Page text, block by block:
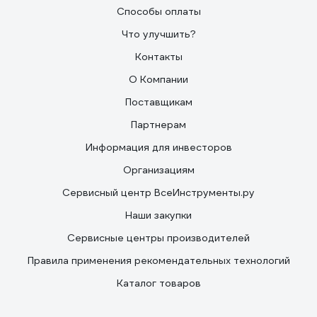
Способы оплаты
Что улучшить?
Контакты
О Компании
Поставщикам
Партнерам
Информация для инвесторов
Организациям
Сервисный центр ВсеИнструменты.ру
Наши закупки
Сервисные центры производителей
Правила применения рекомендательных технологий
Каталог товаров